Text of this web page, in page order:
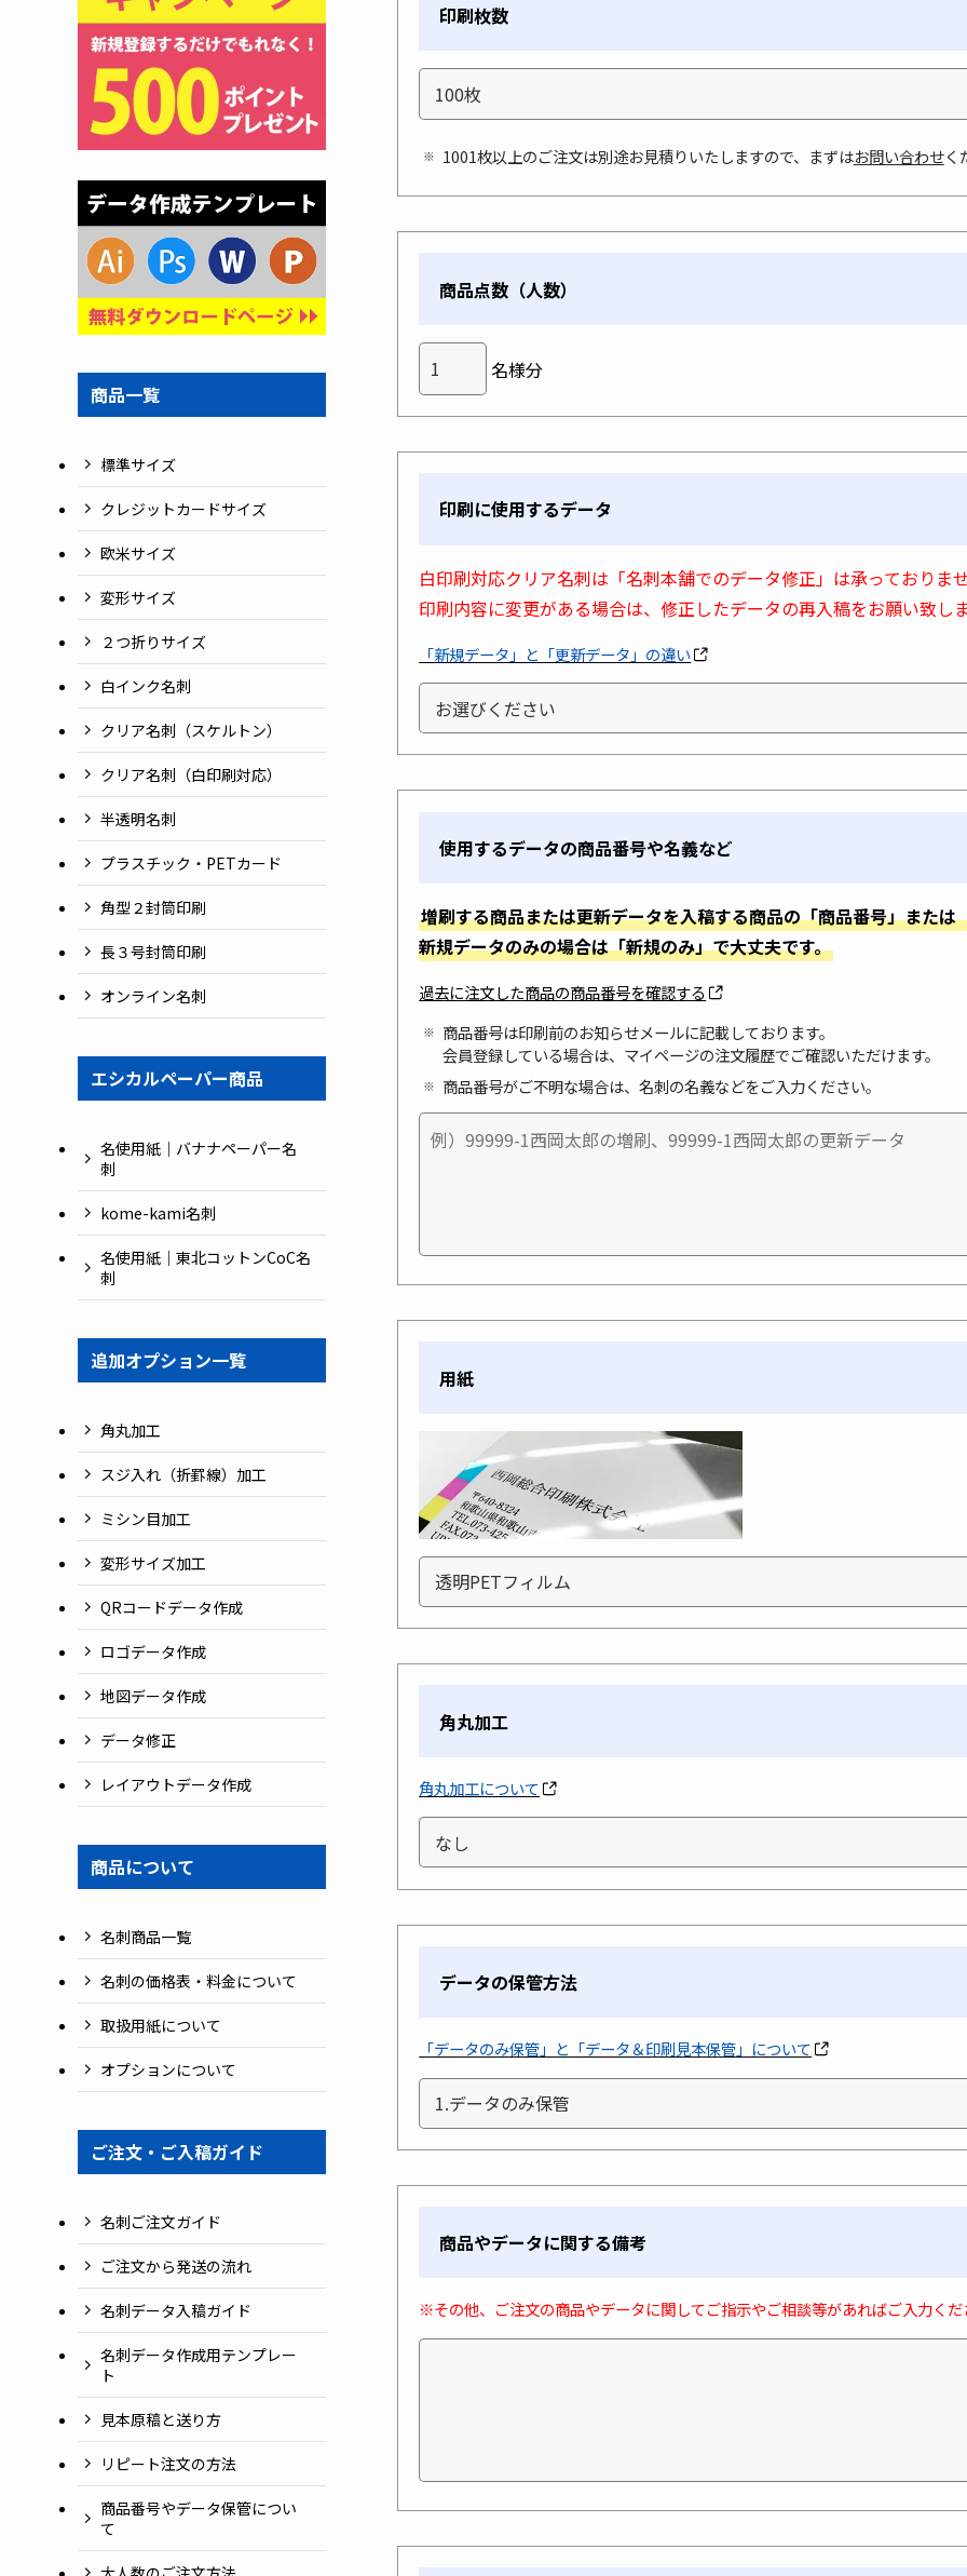
印刷枚数
1001枚以上のご注文は別途お見積りいたしますので、まずはお問い合わせく
商品点数（人数）
名様分
印刷に使用するデータ
白印刷対応クリア名刺は「名刺本舗でのデータ修正」は承っておりま
印刷内容に変更がある場合は、修正したデータの再入稿をお願い致し
「新規データ」と「更新データ」の違い
使用するデータの商品番号や名義など
増刷する商品または更新データを入稿する商品の「商品番号」または
新規データのみの場合は「新規のみ」で大丈夫です。
過去に注文した商品の商品番号を確認する
商品番号は印刷前のお知らせメールに記載しております。
会員登録している場合は、マイページの注文履歴でご確認いただけます。
商品番号がご不明な場合は、名刺の名義などをご入力ください。
用紙
角丸加工
角丸加工について
データの保管方法
「データのみ保管」と「データ＆印刷見本保管」について
商品やデータに関する備考
※その他、ご注文の商品やデータに関してご指示やご相談等があればご入力く
商品一覧
標準サイズ
クレジットカードサイズ
欧米サイズ
変形サイズ
２つ折りサイズ
白インク名刺
クリア名刺（スケルトン）
クリア名刺（白印刷対応）
半透明名刺
プラスチック・PETカード
角型２封筒印刷
長３号封筒印刷
オンライン名刺
エシカルペーパー商品
名使用紙｜バナナペーパー名
刺
kome-kami名刺
名使用紙｜東北コットンCoC名
刺
追加オプション一覧
角丸加工
スジ入れ（折罫線）加工
ミシン目加工
変形サイズ加工
QRコードデータ作成
ロゴデータ作成
地図データ作成
データ修正
レイアウトデータ作成
商品について
名刺商品一覧
名刺の価格表・料金について
取扱用紙について
オプションについて
ご注文・ご入稿ガイド
名刺ご注文ガイド
ご注文から発送の流れ
名刺データ入稿ガイド
名刺データ作成用テンプレー
ト
見本原稿と送り方
リピート注文の方法
商品番号やデータ保管につい
て